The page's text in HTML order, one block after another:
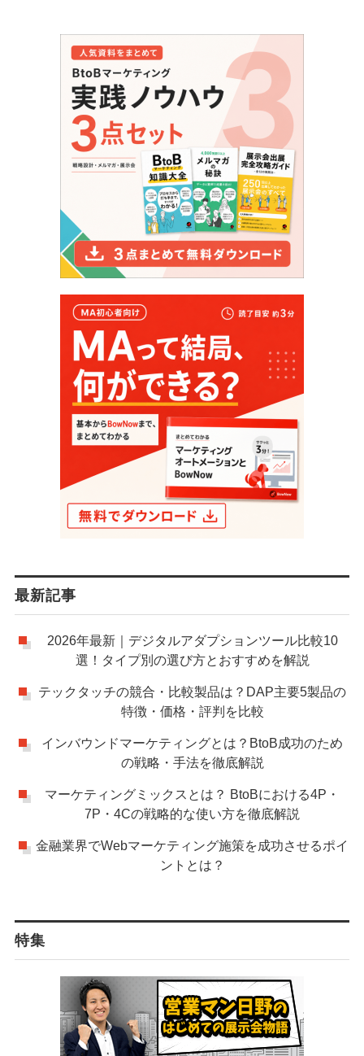
最新記事
2026年最新｜デジタルアダプションツール比較10
選！タイプ別の選び方とおすすめを解説
テックタッチの競合・比較製品は？DAP主要5製品の
特徴・価格・評判を比較
インバウンドマーケティングとは？BtoB成功のため
の戦略・手法を徹底解説
マーケティングミックスとは？ BtoBにおける4P・
7P・4Cの戦略的な使い方を徹底解説
金融業界でWebマーケティング施策を成功させるポイ
ントとは？
特集